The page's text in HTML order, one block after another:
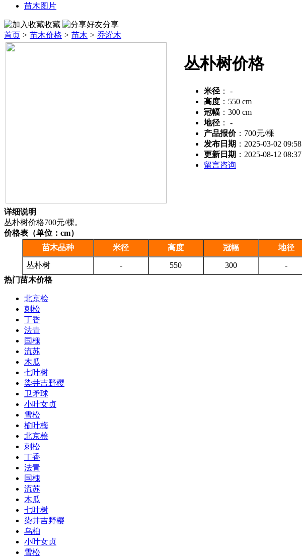
苗木图片
收藏
分享
首页 > 苗木价格 > 苗木 > 乔灌木
丛朴树价格
米径 ：
-
高度 ： 550 cm
冠幅 ： 300 cm
地径 ：
-
产品报价： 700元/棵
发布日期 ：2025-03-02 09:58
更新日期 ：2025-08-12 08:37
留言咨询
详细说明
丛朴树价格700元/棵。
价格表（单位：cm）
苗木品种
米径 高度 冠幅 地径
丛朴树 - 550 300 -
热门苗木价格
北京桧
刺松
丁香
法青
国槐
流苏
木瓜
七叶树
染井吉野樱
卫矛球
小叶女贞
雪松
榆叶梅
北京桧
刺松
丁香
法青
国槐
流苏
木瓜
七叶树
染井吉野樱
乌桕
小叶女贞
雪松